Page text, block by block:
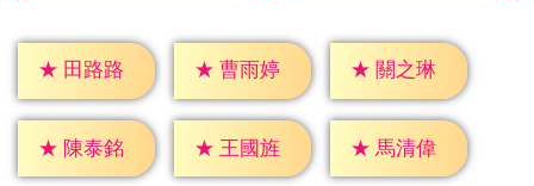
★ 田路路 ★ 曹雨婷 ★ 關之琳
★ 陳泰銘 ★ 王國旌 ★ 馬清偉